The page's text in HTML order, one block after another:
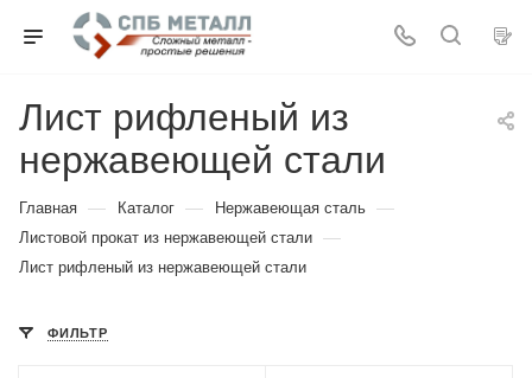
Лист рифленый из
нержавеющей стали
Главная — Каталог — Нержавеющая сталь —
Листовой прокат из нержавеющей стали —
Лист рифленый из нержавеющей стали
ФИЛЬТР